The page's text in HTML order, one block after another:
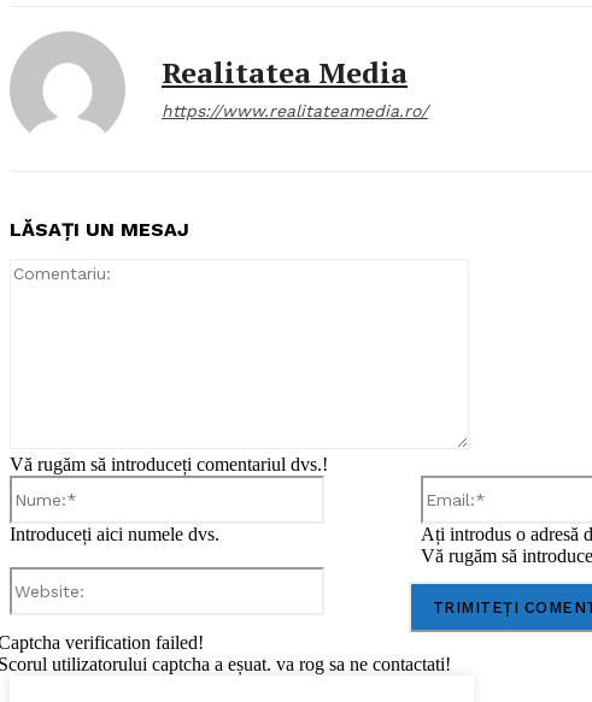
Realitatea Media
https://www.realitateamedia.ro/
LĂSAȚI UN MESAJ
Vă rugăm să introduceți comentariul dvs.!
Introduceți aici numele dvs.
Ați introdus o adresă
Vă rugăm să
verification failed!
utilizatorului captcha a eșuat. va rog sa ne contactati!